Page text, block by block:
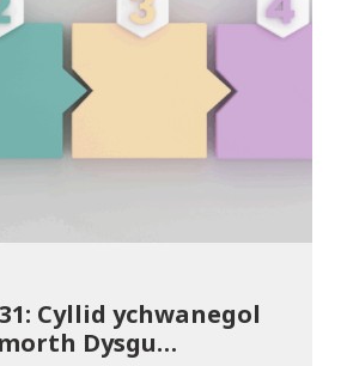
Cyllid ychwanegol
Dysgu